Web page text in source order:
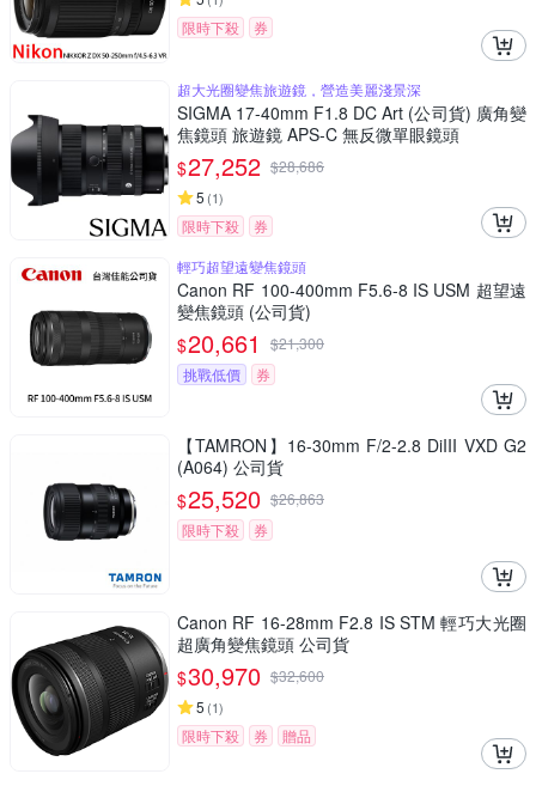
限時下殺 券
超大光圈變焦旅遊鏡，營造美麗淺景深
SIGMA 17-40mm F1.8 DC Art (公司貨) 廣角變
焦鏡頭 旅遊鏡 APS-C 無反微單眼鏡頭
$27,252 $28,686
5 (1)
限時下殺
券
輕巧超望遠變焦鏡頭
Canon RF 100-400mm F5.6-8 IS USM 超望遠
變焦鏡頭 (公司貨)
$20,661 $21,300
挑戰低價
券
【TAMRON】16-30mm F/2-2.8 DiIII VXD G2
(A064) 公司貨
$25,520 $26,863
限時下殺
券
Canon RF 16-28mm F2.8 IS STM 輕巧大光圈
超廣角變焦鏡頭 公司貨
$30,970 $32,600
5 (1)
限時下殺 券 贈品